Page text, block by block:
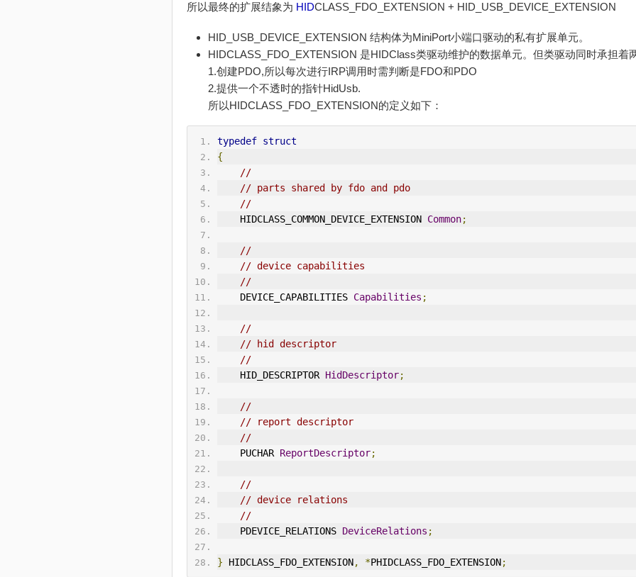
所以最终的扩展结象为 HIDCLASS_FDO_EXTENSION + HID_USB_DEVICE_EXTENSION
HID_USB_DEVICE_EXTENSION 结构体为MiniPort小端口驱动的私有扩展单元。
HIDCLASS_FDO_EXTENSION 是HIDClass类驱动维护的数据单元。但类驱动同时承担着
1.创建PDO,所以每次进行IRP调用时需判断是FDO和PDO
2.提供一个不透时的指针HidUsb.
所以HIDCLASS_FDO_EXTENSION的定义如下：
typedef struct
{
//
// parts shared by fdo and pdo
//
    HIDCLASS_COMMON_DEVICE_EXTENSION
Common;
//
// device capabilities
//
    DEVICE_CAPABILITIES
Capabilities ;
//
// hid descriptor
//
    HID_DESCRIPTOR
HidDescriptor;
//
// report descriptor
//
    PUCHAR
ReportDescriptor;
//
// device relations
//
    PDEVICE_RELATIONS
DeviceRelations ;
} HIDCLASS_FDO_EXTENSION, *PHIDCLASS_FDO_EXTENSION;